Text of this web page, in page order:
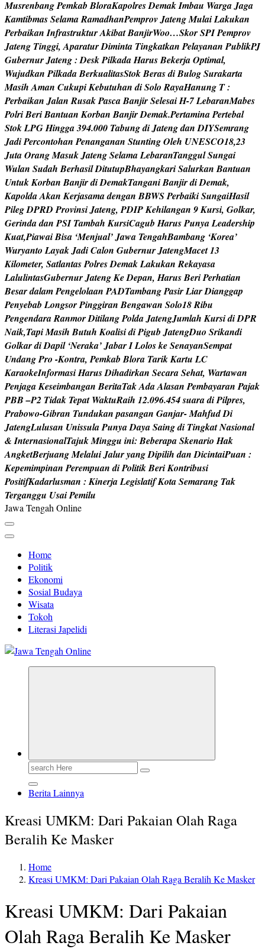
MusrenbangPemkab BloraKapolresDemakImbau WargaJaga
KamtibmasSelamaRamadhanPemprovJatengMulaiLakukan
Perbaikan InfrastrukturAkibatBanjirWoo…SkorSPIPemprov
Jateng Tinggi, AparaturDiminta Tingkatkan Pelayanan PublikPJ
GubernurJateng: DeskPilkadaHarusBekerjaOptimal,
Wujudkan PilkadaBerkualitasStokBerasdiBulogSurakarta
Masih Aman CukupiKebutuhan diSolo RayaHanung T:
Perbaikan Jalan RusakPascaBanjirSelesaiH-7LebaranMabes
PolriBeriBantuan Korban BanjirDemak.PertaminaPertebal
StokLPGHingga394.000 TabungdiJatengdan DIYSemrang
JadiPercontohan Penanganan StuntingOleh UNESCO18,23
JutaOrangMasukJatengSelamaLebaranTanggulSungai
Wulan Sudah BerhasilDitutupBhayangkariSalurkan Bantuan
UntukKorban BanjirdiDemakTanganiBanjirdiDemak,
KapoldaAkan Kerjasamadengan BBWSPerbaikiSungaiHasil
PilegDPRD ProvinsiJateng, PDIPKehilangan 9Kursi, Golkar,
Gerindadan PSI Tambah KursiCagub HarusPunyaLeadership
Kuat,PiawaiBisa ‘Menjual’Jawa TengahBambang ‘Korea’
Wuryanto LayakJadiCalon GubernurJatengMacet13
Kilometer, SatlantasPolresDemakLakukan Rekayasa
LalulintasGubernurJatengKeDepan, HarusBeriPerhatian
BesardalamPengelolaan PADTambangPasirLiarDianggap
Penyebab LongsorPinggiran Bengawan Solo18Ribu
PengendaraRanmorDitilangPoldaJatengJumlah KursidiDPR
Naik,TapiMasih Butuh KoalisidiPigub JatengDuo Srikandi
GolkardiDapil ‘Neraka’JabarILoloskeSenayanSempat
UndangPro -Kontra, Pemkab Blora TarikKartu LC
KaraokeInformasiHarusDihadirkan SecaraSehat, Wartawan
PenjagaKeseimbangan BeritaTakAdaAlasan Pembayaran Pajak
PBB –P2 Tidak Tepat WaktuRaih 12.096.454suaradiPilpres,
Prabowo-Gibran Tundukan pasangan Ganjar-MahfudDi
JatengLulusan UnissulaPunyaDayaSaingdi TingkatNasional
& InternasionalTajukMinggu ini: BeberapaSkenario Hak
AngketBerjuangMelaluiJaluryangDipilih dan DicintaiPuan :
Kepemimpinan Perempuan diPolitikBeriKontribusi
PositifKadarlusman : KinerjaLegislatifKotaSemarang Tak
Terganggu UsaiPemilu
Jawa Tengah Online
Home
Politik
Ekonomi
Sosial Budaya
Wisata
Tokoh
Literasi Japelidi
Search
Berita Lainnya
Kreasi UMKM: Dari Pakaian Olah Raga
Beralih Ke Masker
Home
Kreasi UMKM: Dari Pakaian Olah Raga Beralih Ke Masker
Kreasi UMKM: Dari Pakaian
Olah Raga Beralih Ke Masker